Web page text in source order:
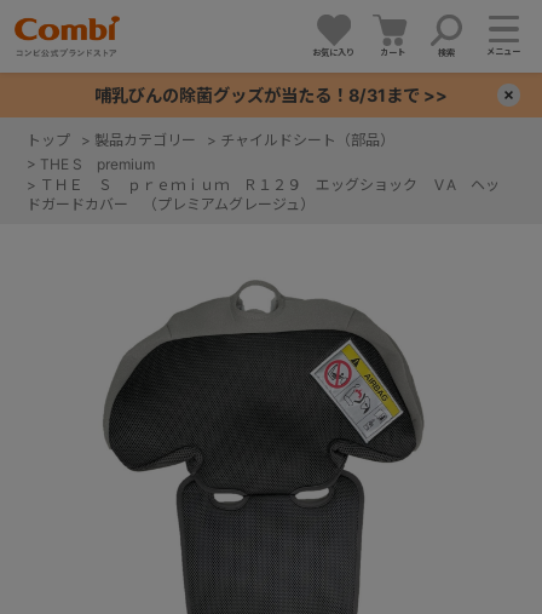
お気に入り カート 検索 メニュー
哺乳びんの除菌グッズが当たる！8/31まで >>
トップ > 製品カテゴリー > チャイルドシート（部品）
> THE S premium
> ＴＨＥ Ｓ ｐｒｅｍｉｕｍ Ｒ１２９ エッグショック ＶA ヘッ
ドガードカバー （プレミアムグレージュ）